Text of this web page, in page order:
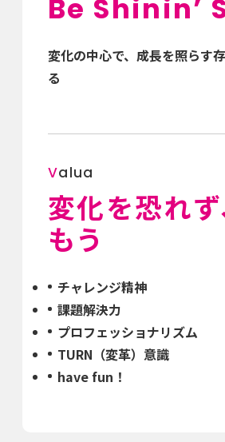
Be Shinin’
変化の中心で、成長を照らす
る
Valua
変化を恐れ
もう
チャレンジ精神
課題解決力
プロフェッショナリズム
TURN（変革）意識
have fun！